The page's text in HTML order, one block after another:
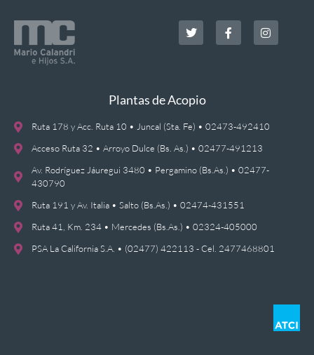
Plantas de Acopio
Ruta 178 y Acc. Ruta 10 • Juncal (Sta. Fe) • 02473-492410
Acceso Ruta 32 • Arroyo Dulce (Bs. As.) • 02477-491213
Av. Rodríguez Jáuregui 3480 • Pergamino (Bs.As.) • 02477-
430790
Ruta 191 y Av. Italia • Salto (Bs.As.) • 02474-431551
Ruta 41, Km. 234 • Mercedes (Bs.As.) • 02324-405000
PSA La California S.A. • (02477) 422113 - Cel. 2477468801